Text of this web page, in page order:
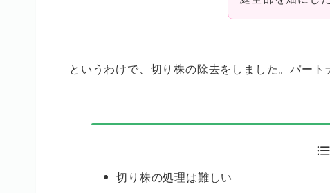
というわけで、切り株の除去をしました。パート
切り株の処理は難しい